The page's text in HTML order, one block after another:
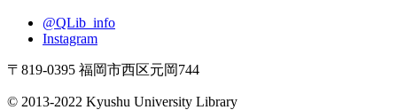
@QLib_info
Instagram
〒819-0395 福岡市西区元岡744
© 2013-2022 Kyushu University Library